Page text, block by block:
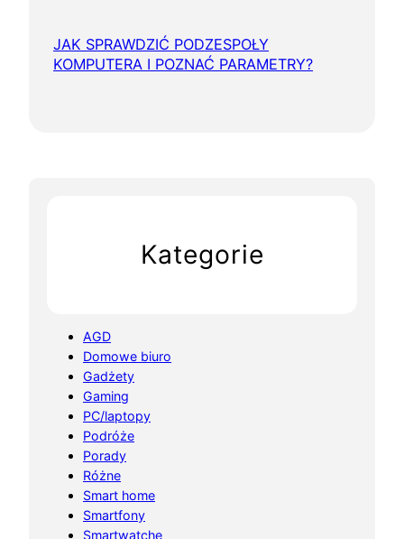
JAK SPRAWDZIĆ PODZESPOŁY
KOMPUTERA I POZNAĆ PARAMETRY?
Kategorie
AGD
Domowe biuro
Gadżety
Gaming
PC/laptopy
Podróże
Porady
Różne
Smart home
Smartfony
Smartwatche